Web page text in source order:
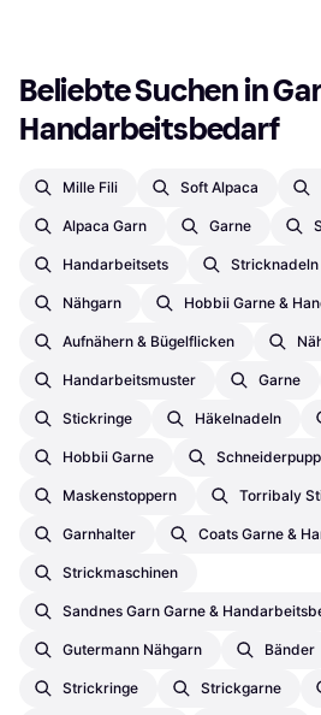
Beliebte Suchen in
Handarbeitsbedarf
Mille Fili Soft Alpaca
Alpaca Garn Garne
Handarbeitsets Stricknadeln
Nähgarn Hobbii Garne &
Aufnähern & Bügelflicken
Handarbeitsmuster Garne
Stickringe Häkelnadeln
Hobbii Garne
Maskenstoppern Torribaly
Garnhalter Coats Garne &
Strickmaschinen
Sandnes Garn Garne &
Gutermann Nähgarn Bänder
Strickringe Strickgarne